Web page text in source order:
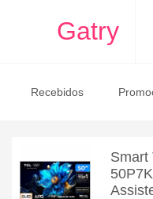
Gatry
Recebidos
Smart